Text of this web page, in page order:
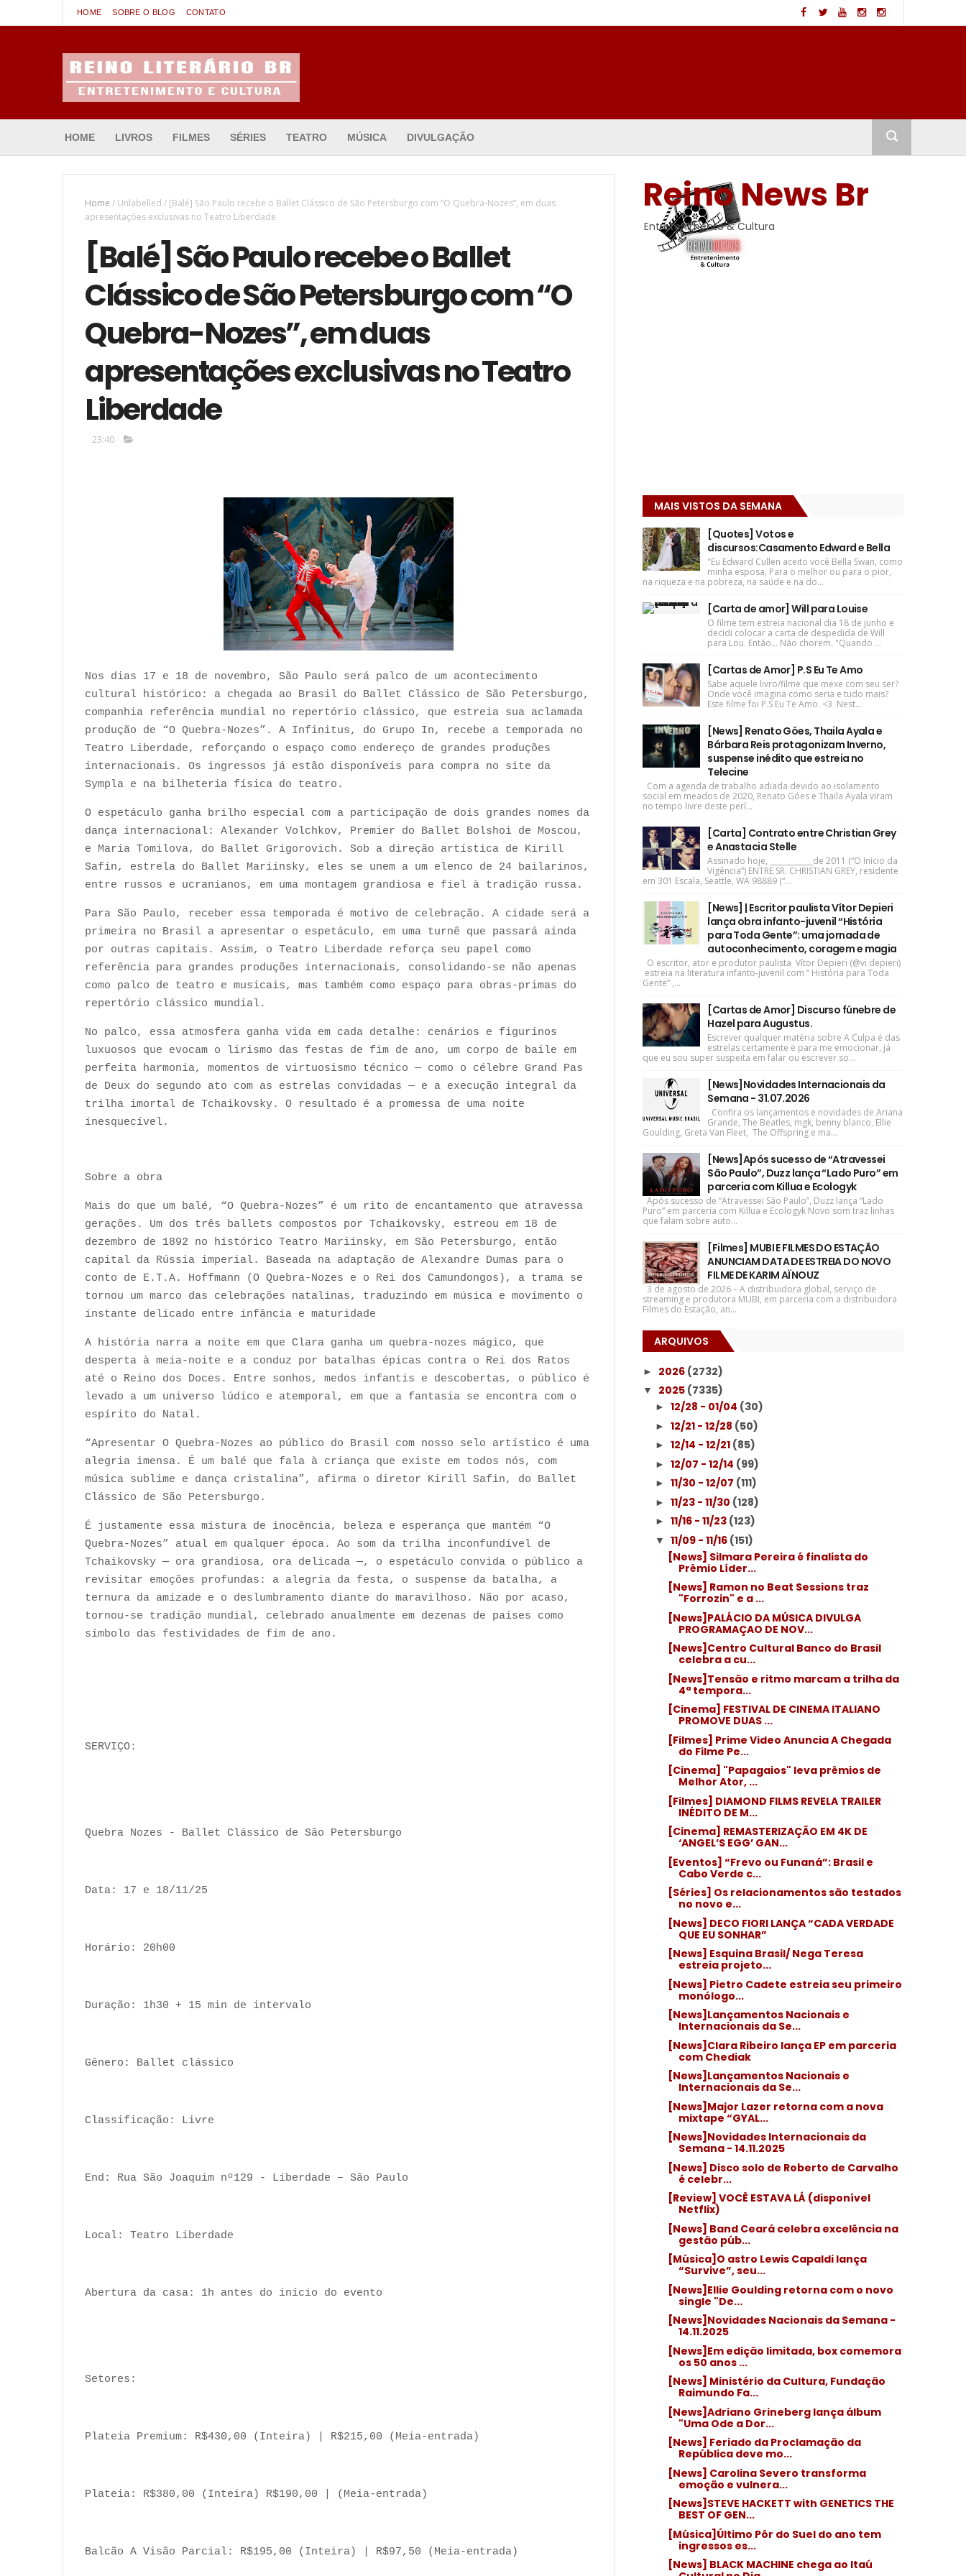
HOME SOBRE O BLOG CONTATO
HOME LIVROS FILMES SÉRIES TEATRO MÚSICA DIVULGAÇÃO
Home / Unlabelled / [Balé] São Paulo recebe o Ballet Clássico de São Petersburgo com “O Quebra-Nozes”, em duas
apresentações exclusivas no Teatro Liberdade
[Balé] São Paulo recebe o Ballet
Clássico de São Petersburgo com “O
Quebra-Nozes”, em duas
apresentações exclusivas no Teatro
Liberdade
23:40
Nos dias 17 e 18 de novembro, São Paulo será palco de um acontecimento
cultural histórico: a chegada ao Brasil do Ballet Clássico de São Petersburgo,
companhia referência mundial no repertório clássico, que estreia sua aclamada
produção de “O Quebra-Nozes”. A Infinitus, do Grupo In, recebe a temporada no
Teatro Liberdade, reforçando o espaço como endereço de grandes produções
internacionais. Os ingressos já estão disponíveis para compra no site da
Sympla e na bilheteria física do teatro.
O espetáculo ganha brilho especial com a participação de dois grandes nomes da
dança internacional: Alexander Volchkov, Premier do Ballet Bolshoi de Moscou,
e Maria Tomilova, do Ballet Grigorovich. Sob a direção artística de Kirill
Safin, estrela do Ballet Mariinsky, eles se unem a um elenco de 24 bailarinos,
entre russos e ucranianos, em uma montagem grandiosa e fiel à tradição russa.
Para São Paulo, receber essa temporada é motivo de celebração. A cidade será a
primeira no Brasil a apresentar o espetáculo, em uma turnê que passará ainda
por outras capitais. Assim, o Teatro Liberdade reforça seu papel como
referência para grandes produções internacionais, consolidando-se não apenas
como palco de teatro e musicais, mas também como espaço para obras-primas do
repertório clássico mundial.
No palco, essa atmosfera ganha vida em cada detalhe: cenários e figurinos
luxuosos que evocam o lirismo das festas de fim de ano, um corpo de baile em
perfeita harmonia, momentos de virtuosismo técnico — como o célebre Grand Pas
de Deux do segundo ato com as estrelas convidadas — e a execução integral da
trilha imortal de Tchaikovsky. O resultado é a promessa de uma noite
inesquecível.
Sobre a obra
Mais do que um balé, “O Quebra-Nozes” é um rito de encantamento que atravessa
gerações. Um dos três ballets compostos por Tchaikovsky, estreou em 18 de
dezembro de 1892 no histórico Teatro Mariinsky, em São Petersburgo, então
capital da Rússia imperial. Baseada na adaptação de Alexandre Dumas para o
conto de E.T.A. Hoffmann (O Quebra-Nozes e o Rei dos Camundongos), a trama se
tornou um marco das celebrações natalinas, traduzindo em música e movimento o
instante delicado entre infância e maturidade
A história narra a noite em que Clara ganha um quebra-nozes mágico, que
desperta à meia-noite e a conduz por batalhas épicas contra o Rei dos Ratos
até o Reino dos Doces. Entre sonhos, medos infantis e descobertas, o público é
levado a um universo lúdico e atemporal, em que a fantasia se encontra com o
espírito do Natal.
“Apresentar O Quebra-Nozes ao público do Brasil com nosso selo artístico é uma
alegria imensa. É um balé que fala à criança que existe em todos nós, com
música sublime e dança cristalina”, afirma o diretor Kirill Safin, do Ballet
Clássico de São Petersburgo.
É justamente essa mistura de inocência, beleza e esperança que mantém “O
Quebra-Nozes” atual em qualquer época. Ao som da trilha inconfundível de
Tchaikovsky — ora grandiosa, ora delicada —, o espetáculo convida o público a
revisitar emoções profundas: a alegria da festa, o suspense da batalha, a
ternura da amizade e o deslumbramento diante do maravilhoso. Não por acaso,
tornou-se tradição mundial, celebrado anualmente em dezenas de países como
símbolo das festividades de fim de ano.
SERVIÇO:
Quebra Nozes - Ballet Clássico de São Petersburgo
Data: 17 e 18/11/25
Horário: 20h00
Duração: 1h30 + 15 min de intervalo
Gênero: Ballet clássico
Classificação: Livre
End: Rua São Joaquim nº129 - Liberdade – São Paulo
Local: Teatro Liberdade
Abertura da casa: 1h antes do início do evento
Setores:
Plateia Premium: R$430,00 (Inteira) | R$215,00 (Meia-entrada)
Plateia: R$380,00 (Inteira) R$190,00 | (Meia-entrada)
Balcão A Visão Parcial: R$195,00 (Inteira) | R$97,50 (Meia-entrada)
Reino News Br
Entretenimento & Cultura
MAIS VISTOS DA SEMANA
[Quotes] Votos e
discursos:Casamento Edward e Bella
"Eu Edward Cullen aceito você Bella Swan, como
minha esposa, Para o melhor ou para o pior,
na riqueza e na pobreza, na saúde e na do...
[Carta de amor] Will para Louise
O filme tem estreia nacional dia 18 de junho e
decidi colocar a carta de despedida de Will
para Lou. Então... Não chorem. "Quando ...
[Cartas de Amor] P.S Eu Te Amo
Sabe aquele livro/filme que mexe com seu ser?
Onde você imagina como seria e tudo mais?
Este filme foi P.S Eu Te Amo. <3 Nest...
[News] Renato Góes, Thaila Ayala e
Bárbara Reis protagonizam Inverno,
suspense inédito que estreia no
Telecine
Com a agenda de trabalho adiada devido ao isolamento
social em meados de 2020, Renato Góes e Thaila Ayala viram
no tempo livre deste perí...
[Carta] Contrato entre Christian Grey
e Anastacia Stelle
Assinado hoje, ____________de 2011 (“O Início da
Vigência”) ENTRE SR. CHRISTIAN GREY, residente
em 301 Escala, Seattle, WA 98889 (“...
[News] | Escritor paulista Vítor Depieri
lança obra infanto-juvenil “História
para Toda Gente”: uma jornada de
autoconhecimento, coragem e magia
O escritor, ator e produtor paulista Vítor Depieri (@vi.depieri)
estreia na literatura infanto-juvenil com “ História para Toda
Gente” ,...
[Cartas de Amor] Discurso fúnebre de
Hazel para Augustus.
Escrever qualquer matéria sobre A Culpa é das
estrelas certamente é para me emocionar, já
que eu sou super suspeita em falar ou escrever so...
[News]Novidades Internacionais da
Semana - 31.07.2026
Confira os lançamentos e novidades de Ariana
Grande, The Beatles, mgk, benny blanco, Ellie
Goulding, Greta Van Fleet, The Offspring e ma...
[News]Após sucesso de “Atravessei
São Paulo”, Duzz lança “Lado Puro” em
parceria com Killua e Ecologyk
Após sucesso de “Atravessei São Paulo”, Duzz lança “Lado
Puro” em parceria com Killua e Ecologyk Novo som traz linhas
que falam sobre auto...
[Filmes] MUBI E FILMES DO ESTAÇÃO
ANUNCIAM DATA DE ESTREIA DO NOVO
FILME DE KARIM AÏNOUZ
3 de agosto de 2026 – A distribuidora global, serviço de
streaming e produtora MUBI, em parceria com a distribuidora
Filmes do Estação, an...
ARQUIVOS
► 2026 (2732)
▼ 2025 (7335)
►12/28 - 01/04 (30)
►12/21 - 12/28 (50)
►12/14 - 12/21 (85)
►12/07 - 12/14 (99)
►11/30 - 12/07 (111)
►11/23 - 11/30 (128)
►11/16 - 11/23 (123)
▼11/09 - 11/16 (151)
[News] Silmara Pereira é finalista do
Prêmio Líder...
[News] Ramon no Beat Sessions traz
"Forrozin" e a ...
[News]PALÁCIO DA MÚSICA DIVULGA
PROGRAMAÇAO DE NOV...
[News]Centro Cultural Banco do Brasil
celebra a cu...
[News]Tensão e ritmo marcam a trilha da
4ª tempora...
[Cinema] FESTIVAL DE CINEMA ITALIANO
PROMOVE DUAS ...
[Filmes] Prime Video Anuncia A Chegada
do Filme Pe...
[Cinema] "Papagaios" leva prêmios de
Melhor Ator, ...
[Filmes] DIAMOND FILMS REVELA TRAILER
INÉDITO DE M...
[Cinema] REMASTERIZAÇÃO EM 4K DE
‘ANGEL’S EGG’ GAN...
[Eventos] “Frevo ou Funaná”: Brasil e
Cabo Verde c...
[Séries] Os relacionamentos são testados
no novo e...
[News] DECO FIORI LANÇA “CADA VERDADE
QUE EU SONHAR”
[News] Esquina Brasil/ Nega Teresa
estreia projeto...
[News] Pietro Cadete estreia seu primeiro
monólogo...
[News]Lançamentos Nacionais e
Internacionais da Se...
[News]Clara Ribeiro lança EP em parceria
com Chediak
[News]Lançamentos Nacionais e
Internacionais da Se...
[News]Major Lazer retorna com a nova
mixtape “GYAL...
[News]Novidades Internacionais da
Semana - 14.11.2025
[News] Disco solo de Roberto de Carvalho
é celebr...
[Review] VOCÊ ESTAVA LÁ (disponível
Netflix)
[News] Band Ceará celebra excelência na
gestão púb...
[Música]O astro Lewis Capaldi lança
“Survive”, seu...
[News]Ellie Goulding retorna com o novo
single "De...
[News]Novidades Nacionais da Semana -
14.11.2025
[News]Em edição limitada, box comemora
os 50 anos ...
[News] Ministério da Cultura, Fundação
Raimundo Fa...
[News]Adriano Grineberg lança álbum
"Uma Ode a Dor...
[News] Feriado da Proclamação da
República deve mo...
[News] Carolina Severo transforma
emoção e vulnera...
[News]STEVE HACKETT with GENETICS THE
BEST OF GEN...
[Música]Último Pôr do Suel do ano tem
ingressos es...
[News] BLACK MACHINE chega ao Itaú